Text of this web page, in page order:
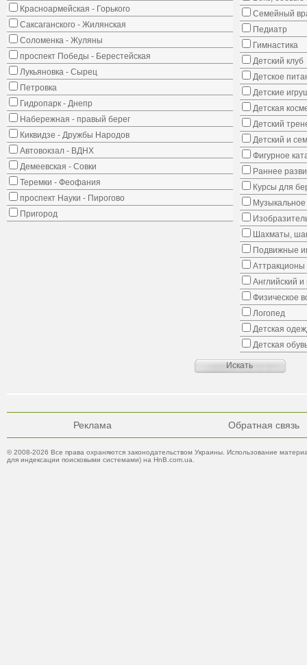
Красноармейская - Горького
Саксаганского - Жилянская
Соломенка - Жуляны
проспект Победы - Берестейская
Лукьяновка - Сырец
Петровка
Гидропарк - Днепр
Набережная - правый берег
Киквидзе - Дружбы Народов
Автовокзал - ВДНХ
Демеевская - Совки
Теремки - Феофания
проспект Науки - Пирогово
Пригород
Семейный
Педиатр
Гимнастика
Детский клуб
Детское
Детские
Детская
Детский
Детский и
Фигурное
Раннее
Курсы для
Шахматы,
Подвижные
Аттракционы
Английский
Физическое
Логопед
Детская
Детская
Реклама Обратная связь
© 2008-2026 Все права охраняются законодательством Украины. Использование
для индексации поисковыми системами) на HnB.com.ua.